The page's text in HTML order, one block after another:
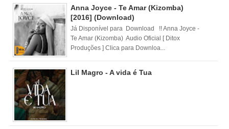
Anna Joyce - Te Amar (Kizomba)
[2016] (Download)
Já Disponível para Download !! Anna Joyce -
Te Amar (Kizomba) Audio Oficial [ Ditox
Produções ] Clica para Downloa...
Lil Magro - A vida é Tua